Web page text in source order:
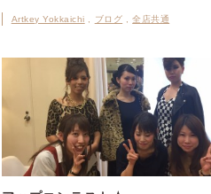
Artkey Yokkaichi ブログ 全店共通